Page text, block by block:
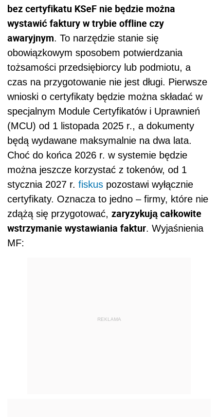
bez certyfikatu KSeF nie będzie można
wystawić faktury w trybie offline czy
awaryjnym. To narzędzie stanie się
obowiązkowym sposobem potwierdzania
tożsamości przedsiębiorcy lub podmiotu, a
czas na przygotowanie nie jest długi. Pierwsze
wnioski o certyfikaty będzie można składać w
specjalnym Module Certyfikatów i Uprawnień
(MCU) od 1 listopada 2025 r., a dokumenty
będą wydawane maksymalnie na dwa lata.
Choć do końca 2026 r. w systemie będzie
można jeszcze korzystać z tokenów, od 1
stycznia 2027 r. fiskus pozostawi wyłącznie
certyfikaty. Oznacza to jedno – firmy, które nie
zdążą się przygotować, zaryzykują całkowite
wstrzymanie wystawiania faktur. Wyjaśnienia
MF:
REKLAMA